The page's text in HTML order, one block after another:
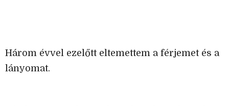
Három évvel ezelőtt eltemettem a férjemet és a
lányomat.